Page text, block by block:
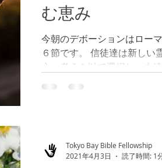
む恵み
今朝のデボーションはロー
６節です。 信徒達は新しい
心、考えを以て選択し、永
Tokyo Bay Bible Fellowship
2021年4月3日
読了時間: 1